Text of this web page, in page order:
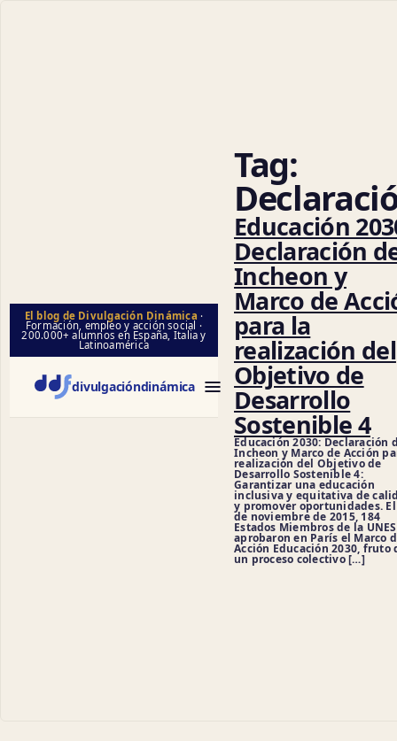
El blog de Divulgación Dinámica ·
Formación, empleo y acción social ·
200.000+ alumnos en España, Italia y
Latinoamérica
divulgacióndinámica
Tag:
Educación
Declaración
Incheon y
Marco de
para la
realización del
Objetivo de
Desarrollo
Sostenible 4
Educación 2030: Declaración
Incheon y Marco de Acción
realización del Objetivo de
Desarrollo Sostenible 4:
Garantizar una educación
inclusiva y equitativa de
y promover oportunidades.
de noviembre de 2015, 184
Estados Miembros de la
aprobaron en París el Marco
Acción Educación 2030, fruto
un proceso colectivo […]